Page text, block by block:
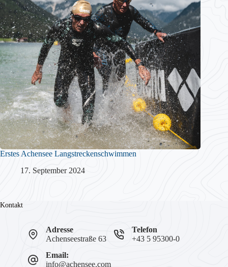
Erstes Achensee Langstreckenschwimmen
17. September 2024
Kontakt
Adresse
Achenseestraße 63
Telefon
+43 5 95300-0
Email:
info@achensee.com